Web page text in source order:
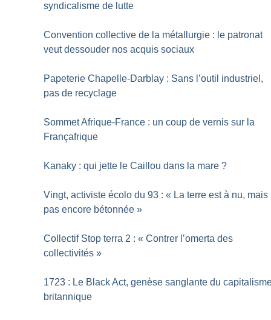
syndicalisme de lutte
Convention collective de la métallurgie : le patronat
veut dessouder nos acquis sociaux
Papeterie Chapelle-Darblay : Sans l’outil industriel,
pas de recyclage
Sommet Afrique-France : un coup de vernis sur la
Françafrique
Kanaky : qui jette le Caillou dans la mare ?
Vingt, activiste écolo du 93 : « La terre est à nu, mais
pas encore bétonnée »
Collectif Stop terra 2 : « Contrer l’omerta des
collectivités »
1723 : Le Black Act, genèse sanglante du
britannique